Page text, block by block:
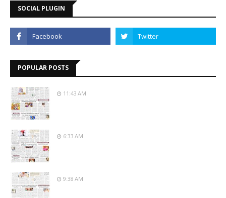
SOCIAL PLUGIN
POPULAR POSTS
11:43 AM
6:33 AM
9:38 AM